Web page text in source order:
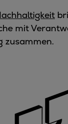
mit
zusammen.